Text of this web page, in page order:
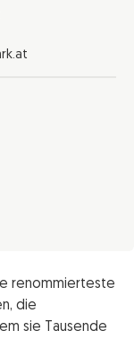
renommierteste
die
sie Tausende